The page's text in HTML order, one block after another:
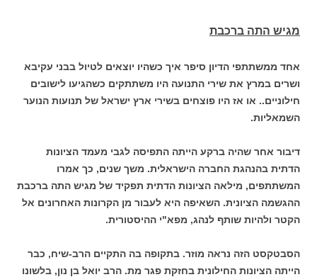
מגיש התה ברכבת
אחד ממשתתפי הדיון סיפר איך כשהיו יוצאים לטיול בבני עקיבא
ושרים במרץ את שירי התנועה היו משתתקים כשהגיעו לישובים
חילוניים.. או אז היו פוצחים בשירי ארץ ישראל של תנועות הנוער
השמאליות.
דיבור אחר שהיה ברקע הייתה התפיסה לגבי מעמד הציונות
הדתית בהנהגת החברה הישראלית. משך שנים, כך אמרו
המשתתפים, מילאה הציונות הדתית תפקיד של מגיש התה ברכבת
ההגשמה הציונית. השאיפה היא לעבור מן הקרונות האחרונים אל
הקטר ולהיות שותף לנהג, מפא"י ההיסטורית.
הסבטקסט הזה נראה מוזר. בתקופה בה התקיים הרב-שיח, כבר
הייתה הציונות החילונית בחזקת פגר מת. הרב יואל בן נון, בלשונו